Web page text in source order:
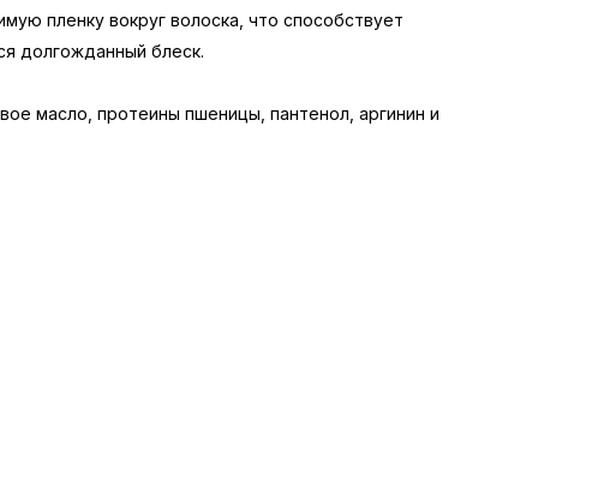
пленку вокруг волоска, что способствует
долгожданный блеск.
масло, протеины пшеницы, пантенол, аргинин и